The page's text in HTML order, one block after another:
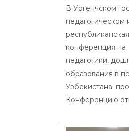
В Ургенчском
педагогическом
конференция на
педагогики,
образования в
Узбекистана:
Конференцию